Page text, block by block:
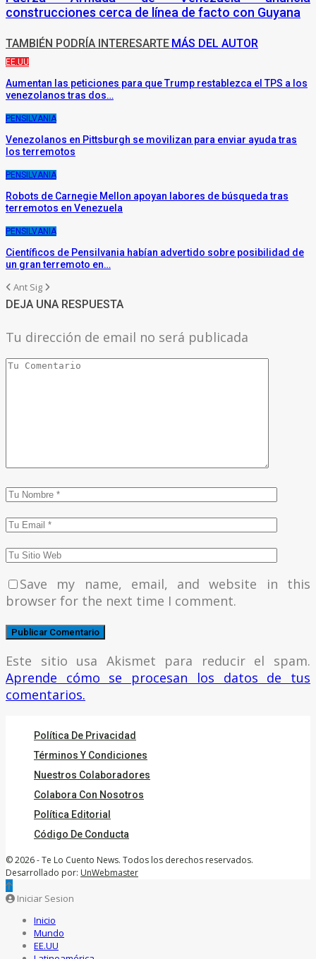
construcciones cerca de línea de facto con Guyana
TAMBIÉN PODRÍA INTERESARTE MÁS DEL AUTOR
EE.UU
Aumentan las peticiones para que Trump restablezca el TPS a los
venezolanos tras dos…
PENSILVANIA
Venezolanos en Pittsburgh se movilizan para enviar ayuda tras
los terremotos
PENSILVANIA
Robots de Carnegie Mellon apoyan labores de búsqueda tras
terremotos en Venezuela
PENSILVANIA
Científicos de Pensilvania habían advertido sobre posibilidad de
un gran terremoto en…
Ant Sig
DEJA UNA RESPUESTA
Tu dirección de email no será publicada
Save my name, email, and website in this
browser for the next time I comment.
Este sitio usa Akismet para reducir el spam.
Aprende cómo se procesan los datos de tus
comentarios.
Política De Privacidad
Términos Y Condiciones
Nuestros Colaboradores
Colabora Con Nosotros
Política Editorial
Código De Conducta
© 2026 - Te Lo Cuento News. Todos los derechos reservados.
Desarrollado por: UnWebmaster
Iniciar Sesion
Inicio
Mundo
EE.UU